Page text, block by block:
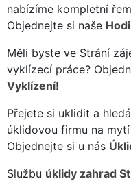
nabízíme kompletní
Objednejte si naše
Měli byste ve Strání
vyklízecí práce?
Vyklízení!
Přejete si uklidit a
úklidovou firmu na
Objednejte si u nás
Službu úklidy zahrad